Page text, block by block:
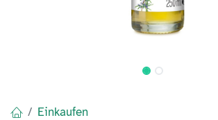
Einkaufen